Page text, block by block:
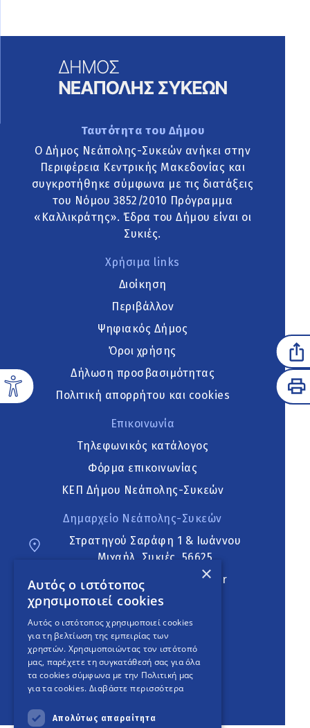
Ταυτότητα του Δήμου
Ο Δήμος Νεάπολης-Συκεών ανήκει στην
Περιφέρεια Κεντρικής Μακεδονίας και
συγκροτήθηκε σύμφωνα με τις διατάξεις
του Νόμου 3852/2010 Πρόγραμμα
«Καλλικράτης». Έδρα του Δήμου είναι οι
Συκιές.
Χρήσιμα links
Διοίκηση
Περιβάλλον
Ψηφιακός Δήμος
Όροι χρήσης
Δήλωση προσβασιμότητας
Πολιτική απορρήτου και cookies
Επικοινωνία
Τηλεφωνικός κατάλογος
Φόρμα επικοινωνίας
ΚΕΠ Δήμου Νεάπολης-Συκεών
Δημαρχείο Νεάπολης-Συκεών
Στρατηγού Σαράφη 1 & Ιωάννου
Μιχαήλ, Συκιές, 56625
neapoli.sykies@ddt.gov.gr
Ακολουθήστε
English Version
An project
×
Αυτός ο ιστότοπος
χρησιμοποιεί cookies
Αυτός ο ιστότοπος χρησιμοποιεί cookies
για τη βελτίωση της εμπειρίας των
χρηστών. Χρησιμοποιώντας τον ιστότοπό
μας, παρέχετε τη συγκατάθεσή σας για όλα
τα cookies σύμφωνα με την Πολιτική μας
για τα cookies. Διαβάστε περισσότερα
Απολύτως απαραίτητα